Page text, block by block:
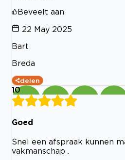
Beveelt aan
22 May 2025
Bart
Breda
delen
10
Goed
Snel een afspraak kunnen
vakmanschap .